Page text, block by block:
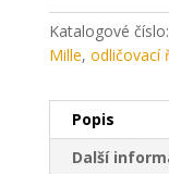
Katalogové číslo:
Mille, odličovací
Popis
Další